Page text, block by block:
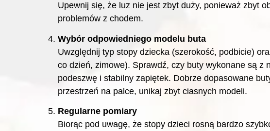
Upewnij się, że luz nie jest zbyt duży, ponieważ zbyt
problemów z chodem.
Wybór odpowiedniego modelu buta
Uwzględnij typ stopy dziecka (szerokość, podbicie)
co dzień, zimowe). Sprawdź, czy buty wykonane są z
podeszwę i stabilny zapiętek. Dobrze dopasowane
przestrzeń na palce, unikaj zbyt ciasnych modeli.
Regularne pomiary
Biorąc pod uwagę, że stopy dzieci rosną bardzo